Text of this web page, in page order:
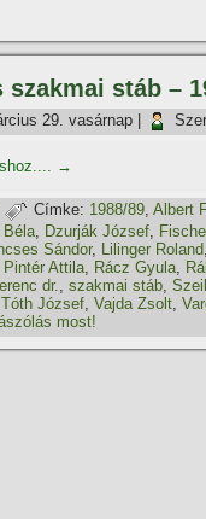
stáb –
29. vasárnap
→
Címke: 1988/89, Albert
Béla, Dzurják József,
Sándor, Lilinger Roland,
Pintér Attila, Rácz Gyula,
dr., szakmai stáb,
Tóth József, Vajda Zsolt,
most!